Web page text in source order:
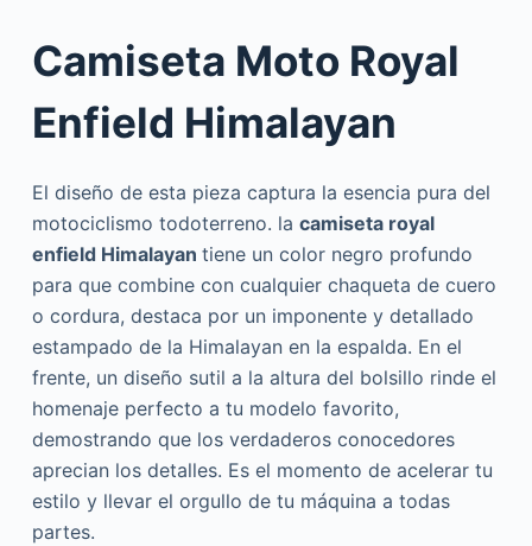
Camiseta Moto Royal
Enfield Himalayan
El diseño de esta pieza captura la esencia pura del
motociclismo todoterreno. la camiseta royal
enfield Himalayan tiene un color negro profundo
para que combine con cualquier chaqueta de cuero
o cordura, destaca por un imponente y detallado
estampado de la Himalayan en la espalda. En el
frente, un diseño sutil a la altura del bolsillo rinde el
homenaje perfecto a tu modelo favorito,
demostrando que los verdaderos conocedores
aprecian los detalles. Es el momento de acelerar tu
estilo y llevar el orgullo de tu máquina a todas
partes.